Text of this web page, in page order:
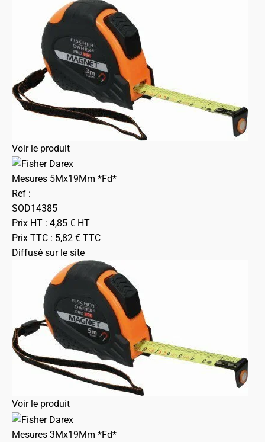
Voir le produit
Mesures 5Mx19Mm *Fd*
Ref :
SOD14385
Prix HT : 4,85 € HT
Prix TTC : 5,82 € TTC
Diffusé sur le site
Voir le produit
Mesures 3Mx19Mm *Fd*